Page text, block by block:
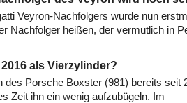
Veyron-Nachfolgers wurde nun
Nachfolger heißen, der vermutlich in
als Vierzylinder?
des Porsche Boxster (981) bereits seit
Zeit ihn ein wenig aufzubügeln. Im